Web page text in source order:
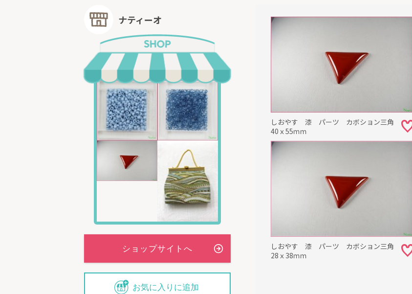
ナティーオ
お気に入りに追加
しおやす 漆 パーツ カボション三角
40ｘ55ｍｍ
しおやす 漆 パーツ カボション三角
28ｘ38ｍｍ